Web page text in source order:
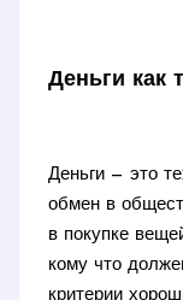
Деньги как
Деньги — это
обмен в
в покупке
кому что
критерии